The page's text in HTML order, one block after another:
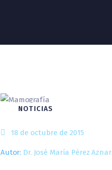
NOTICIAS
18 de octubre de 2015
Autor: Dr. José María Pérez Aznar